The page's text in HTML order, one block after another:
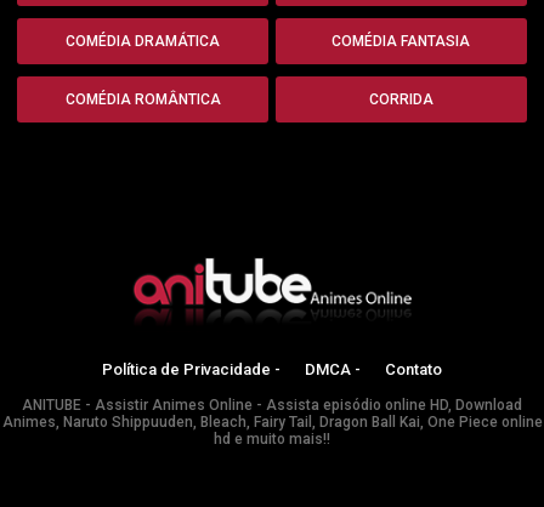
COMÉDIA DRAMÁTICA COMÉDIA FANTASIA
COMÉDIA ROMÂNTICA CORRIDA
Política de Privacidade - DMCA - Contato
ANITUBE - Assistir Animes Online - Assista episódio online HD, Download
Animes, Naruto Shippuuden, Bleach, Fairy Tail, Dragon Ball Kai, One Piece online
hd e muito mais!!